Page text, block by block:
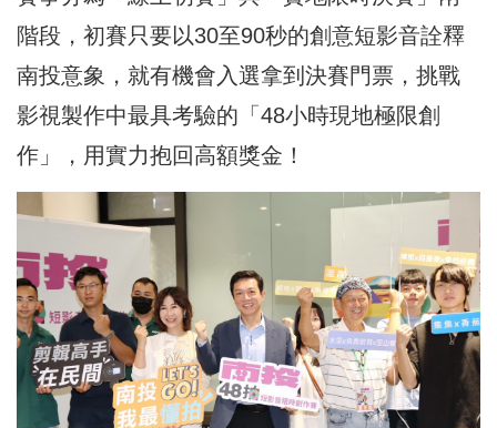
階段，初賽只要以30至90秒的創意短影音詮釋
南投意象，就有機會入選拿到決賽門票，挑戰
影視製作中最具考驗的「48小時現地極限創
作」，用實力抱回高額獎金！